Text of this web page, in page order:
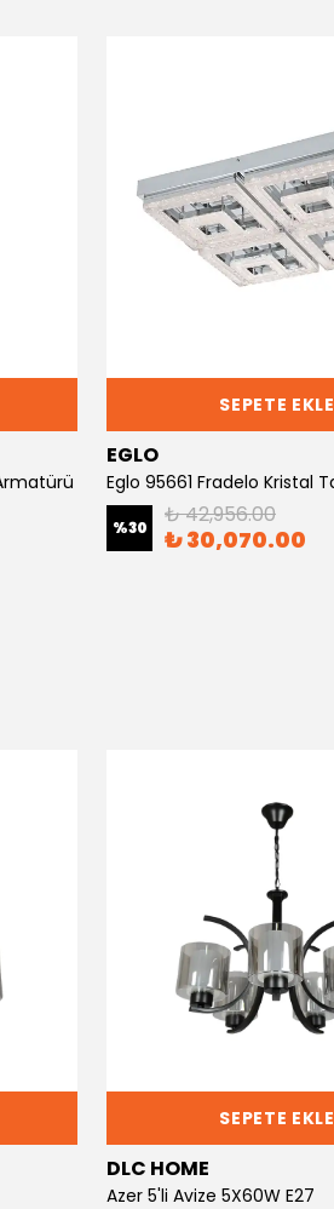
SEPETE EKLE
EGLO
%30 ₺ 42,956.00
₺ 30,070.00
SEPETE EKLE
DLC HOME
Azer 5'li Avize 5X60W E27